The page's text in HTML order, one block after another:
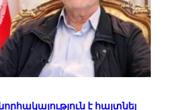
է հայտնել